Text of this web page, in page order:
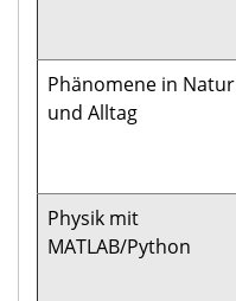
Phänomene in Natur
und Alltag
Physik mit
MATLAB/Python